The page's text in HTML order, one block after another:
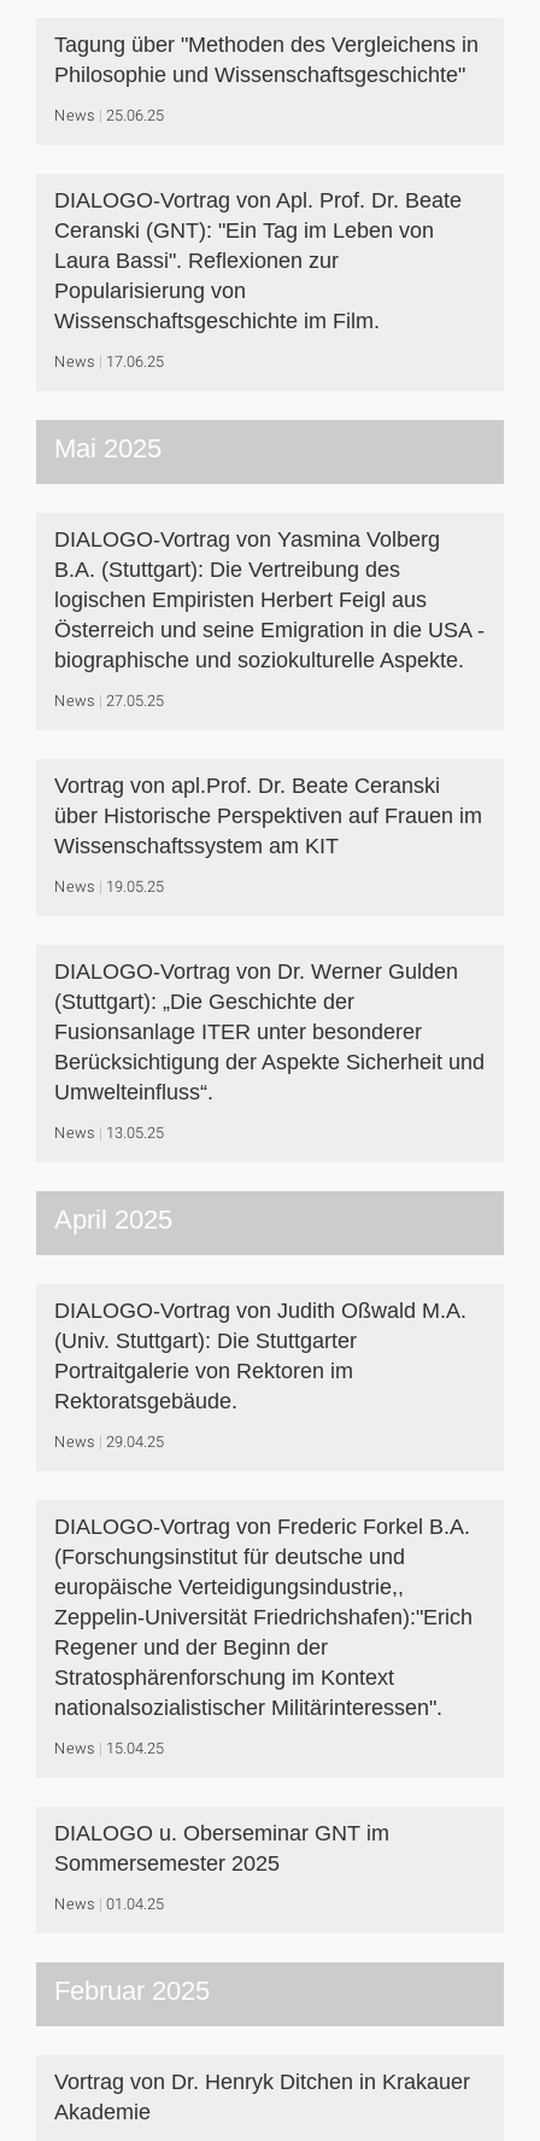
Tagung über "Methoden des Vergleichens in
Philosophie und Wissenschaftsgeschichte"
News 25.06.25
DIALOGO-Vortrag von Apl. Prof. Dr. Beate
Ceranski (GNT): "Ein Tag im Leben von
Laura Bassi". Reflexionen zur
Popularisierung von
Wissenschaftsgeschichte im Film.
News 17.06.25
Mai 2025
DIALOGO-Vortrag von Yasmina Volberg
B.A. (Stuttgart): Die Vertreibung des
logischen Empiristen Herbert Feigl aus
Österreich und seine Emigration in die USA -
biographische und soziokulturelle Aspekte.
News 27.05.25
Vortrag von apl.Prof. Dr. Beate Ceranski
über Historische Perspektiven auf Frauen im
Wissenschaftssystem am KIT
News 19.05.25
DIALOGO-Vortrag von Dr. Werner Gulden
(Stuttgart): „Die Geschichte der
Fusionsanlage ITER unter besonderer
Berücksichtigung der Aspekte Sicherheit und
Umwelteinfluss“.
News 13.05.25
April 2025
DIALOGO-Vortrag von Judith Oßwald M.A.
(Univ. Stuttgart): Die Stuttgarter
Portraitgalerie von Rektoren im
Rektoratsgebäude.
News 29.04.25
DIALOGO-Vortrag von Frederic Forkel B.A.
(Forschungsinstitut für deutsche und
europäische Verteidigungsindustrie,,
Zeppelin-Universität Friedrichshafen):"Erich
Regener und der Beginn der
Stratosphärenforschung im Kontext
nationalsozialistischer Militärinteressen".
News 15.04.25
DIALOGO u. Oberseminar GNT im
Sommersemester 2025
News 01.04.25
Februar 2025
Vortrag von Dr. Henryk Ditchen in Krakauer
Akademie